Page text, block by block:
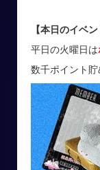
【本日のイベン
平日の火曜日は
数千ポイント